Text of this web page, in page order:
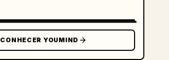
CONHECER YOUMIND